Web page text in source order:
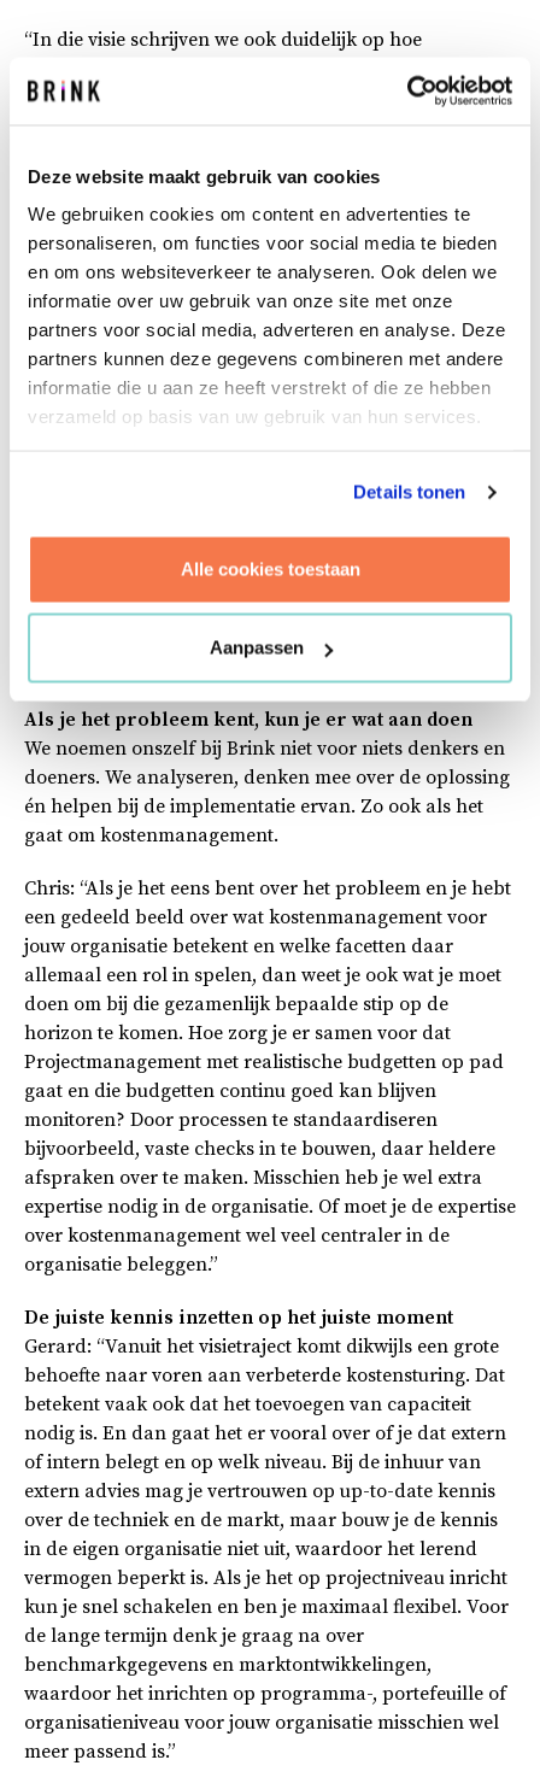
Deze website maakt gebruik van cookies
We gebruiken cookies om content en advertenties te
personaliseren, om functies voor social media te bieden
en om ons websiteverkeer te analyseren. Ook delen we
informatie over uw gebruik van onze site met onze
partners voor social media, adverteren en analyse. Deze
partners kunnen deze gegevens combineren met andere
informatie die u aan ze heeft verstrekt of die ze hebben
verzameld op basis van uw gebruik van hun services.
Details tonen
Alle cookies toestaan
Aanpassen
“In die visie schrijven we ook duidelijk op hoe
Bijvoorbeeld: ‘In vroege planfasen leggen we nadruk op
zorgvuldige bestuurlijke afstemming in alle fasen van
projecten’ (belangrijk voor draagvlak en interpretatie
van cijfers). Of: ‘We hanteren een meer-ogen-principe,
een bredere blik, en hebben aandacht voor
informatiedeling binnen het team’.”
“We kijken daarnaast naar de rolverdelingen. Wat
houden de verschillende functies van projectmanager,
manager projectbeheersing, technisch manager en
is, er ontstaat ook een gezamenlijke stip op de horizon.
Iets waar je met elkaar naartoe wil. Vanuit daar kun je
dan stap voor stap gericht aan de oplossing gaan
Als je het probleem kent, kun je er wat aan doen
We noemen onszelf bij Brink niet voor niets denkers en
doeners. We analyseren, denken mee over de oplossing
én helpen bij de implementatie ervan. Zo ook als het
gaat om kostenmanagement.
Chris: “Als je het eens bent over het probleem en je hebt
een gedeeld beeld over wat kostenmanagement voor
jouw organisatie betekent en welke facetten daar
allemaal een rol in spelen, dan weet je ook wat je moet
doen om bij die gezamenlijk bepaalde stip op de
horizon te komen. Hoe zorg je er samen voor dat
Projectmanagement met realistische budgetten op pad
gaat en die budgetten continu goed kan blijven
monitoren? Door processen te standaardiseren
bijvoorbeeld, vaste checks in te bouwen, daar heldere
afspraken over te maken. Misschien heb je wel extra
expertise nodig in de organisatie. Of moet je de expertise
over kostenmanagement wel veel centraler in de
organisatie beleggen.”
De juiste kennis inzetten op het juiste moment
Gerard: “Vanuit het visietraject komt dikwijls een grote
behoefte naar voren aan verbeterde kostensturing. Dat
betekent vaak ook dat het toevoegen van capaciteit
nodig is. En dan gaat het er vooral over of je dat extern
of intern belegt en op welk niveau. Bij de inhuur van
extern advies mag je vertrouwen op up-to-date kennis
over de techniek en de markt, maar bouw je de kennis
in de eigen organisatie niet uit, waardoor het lerend
vermogen beperkt is. Als je het op projectniveau inricht
kun je snel schakelen en ben je maximaal flexibel. Voor
de lange termijn denk je graag na over
benchmarkgegevens en marktontwikkelingen,
waardoor het inrichten op programma-, portefeuille of
organisatieniveau voor jouw organisatie misschien wel
meer passend is.”